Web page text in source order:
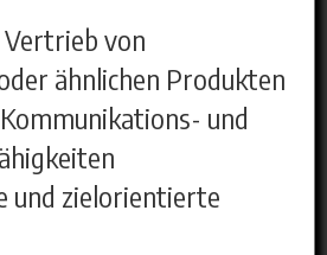
von
ähnlichen Produkten
und
und zielorientierte